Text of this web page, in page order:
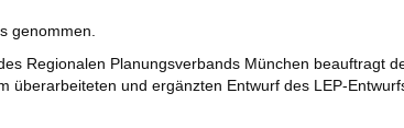
genommen.
Regionalen Planungsverbands München beauftragt
überarbeiteten und ergänzten Entwurf des LEP-